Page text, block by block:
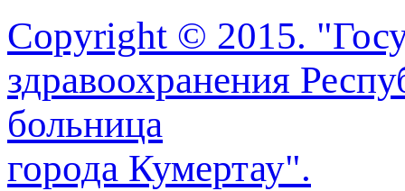
Copyright © 2015.
здравоохранения
больница
города Кумертау".